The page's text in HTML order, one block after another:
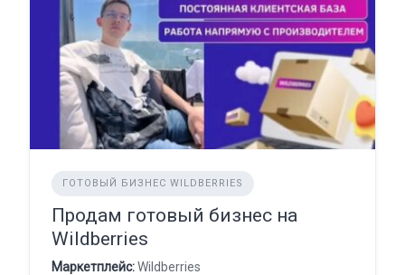
ГОТОВЫЙ БИЗНЕС WILDBERRIES
Продам готовый бизнес на
Wildberries
Маркетплейс:Wildberries